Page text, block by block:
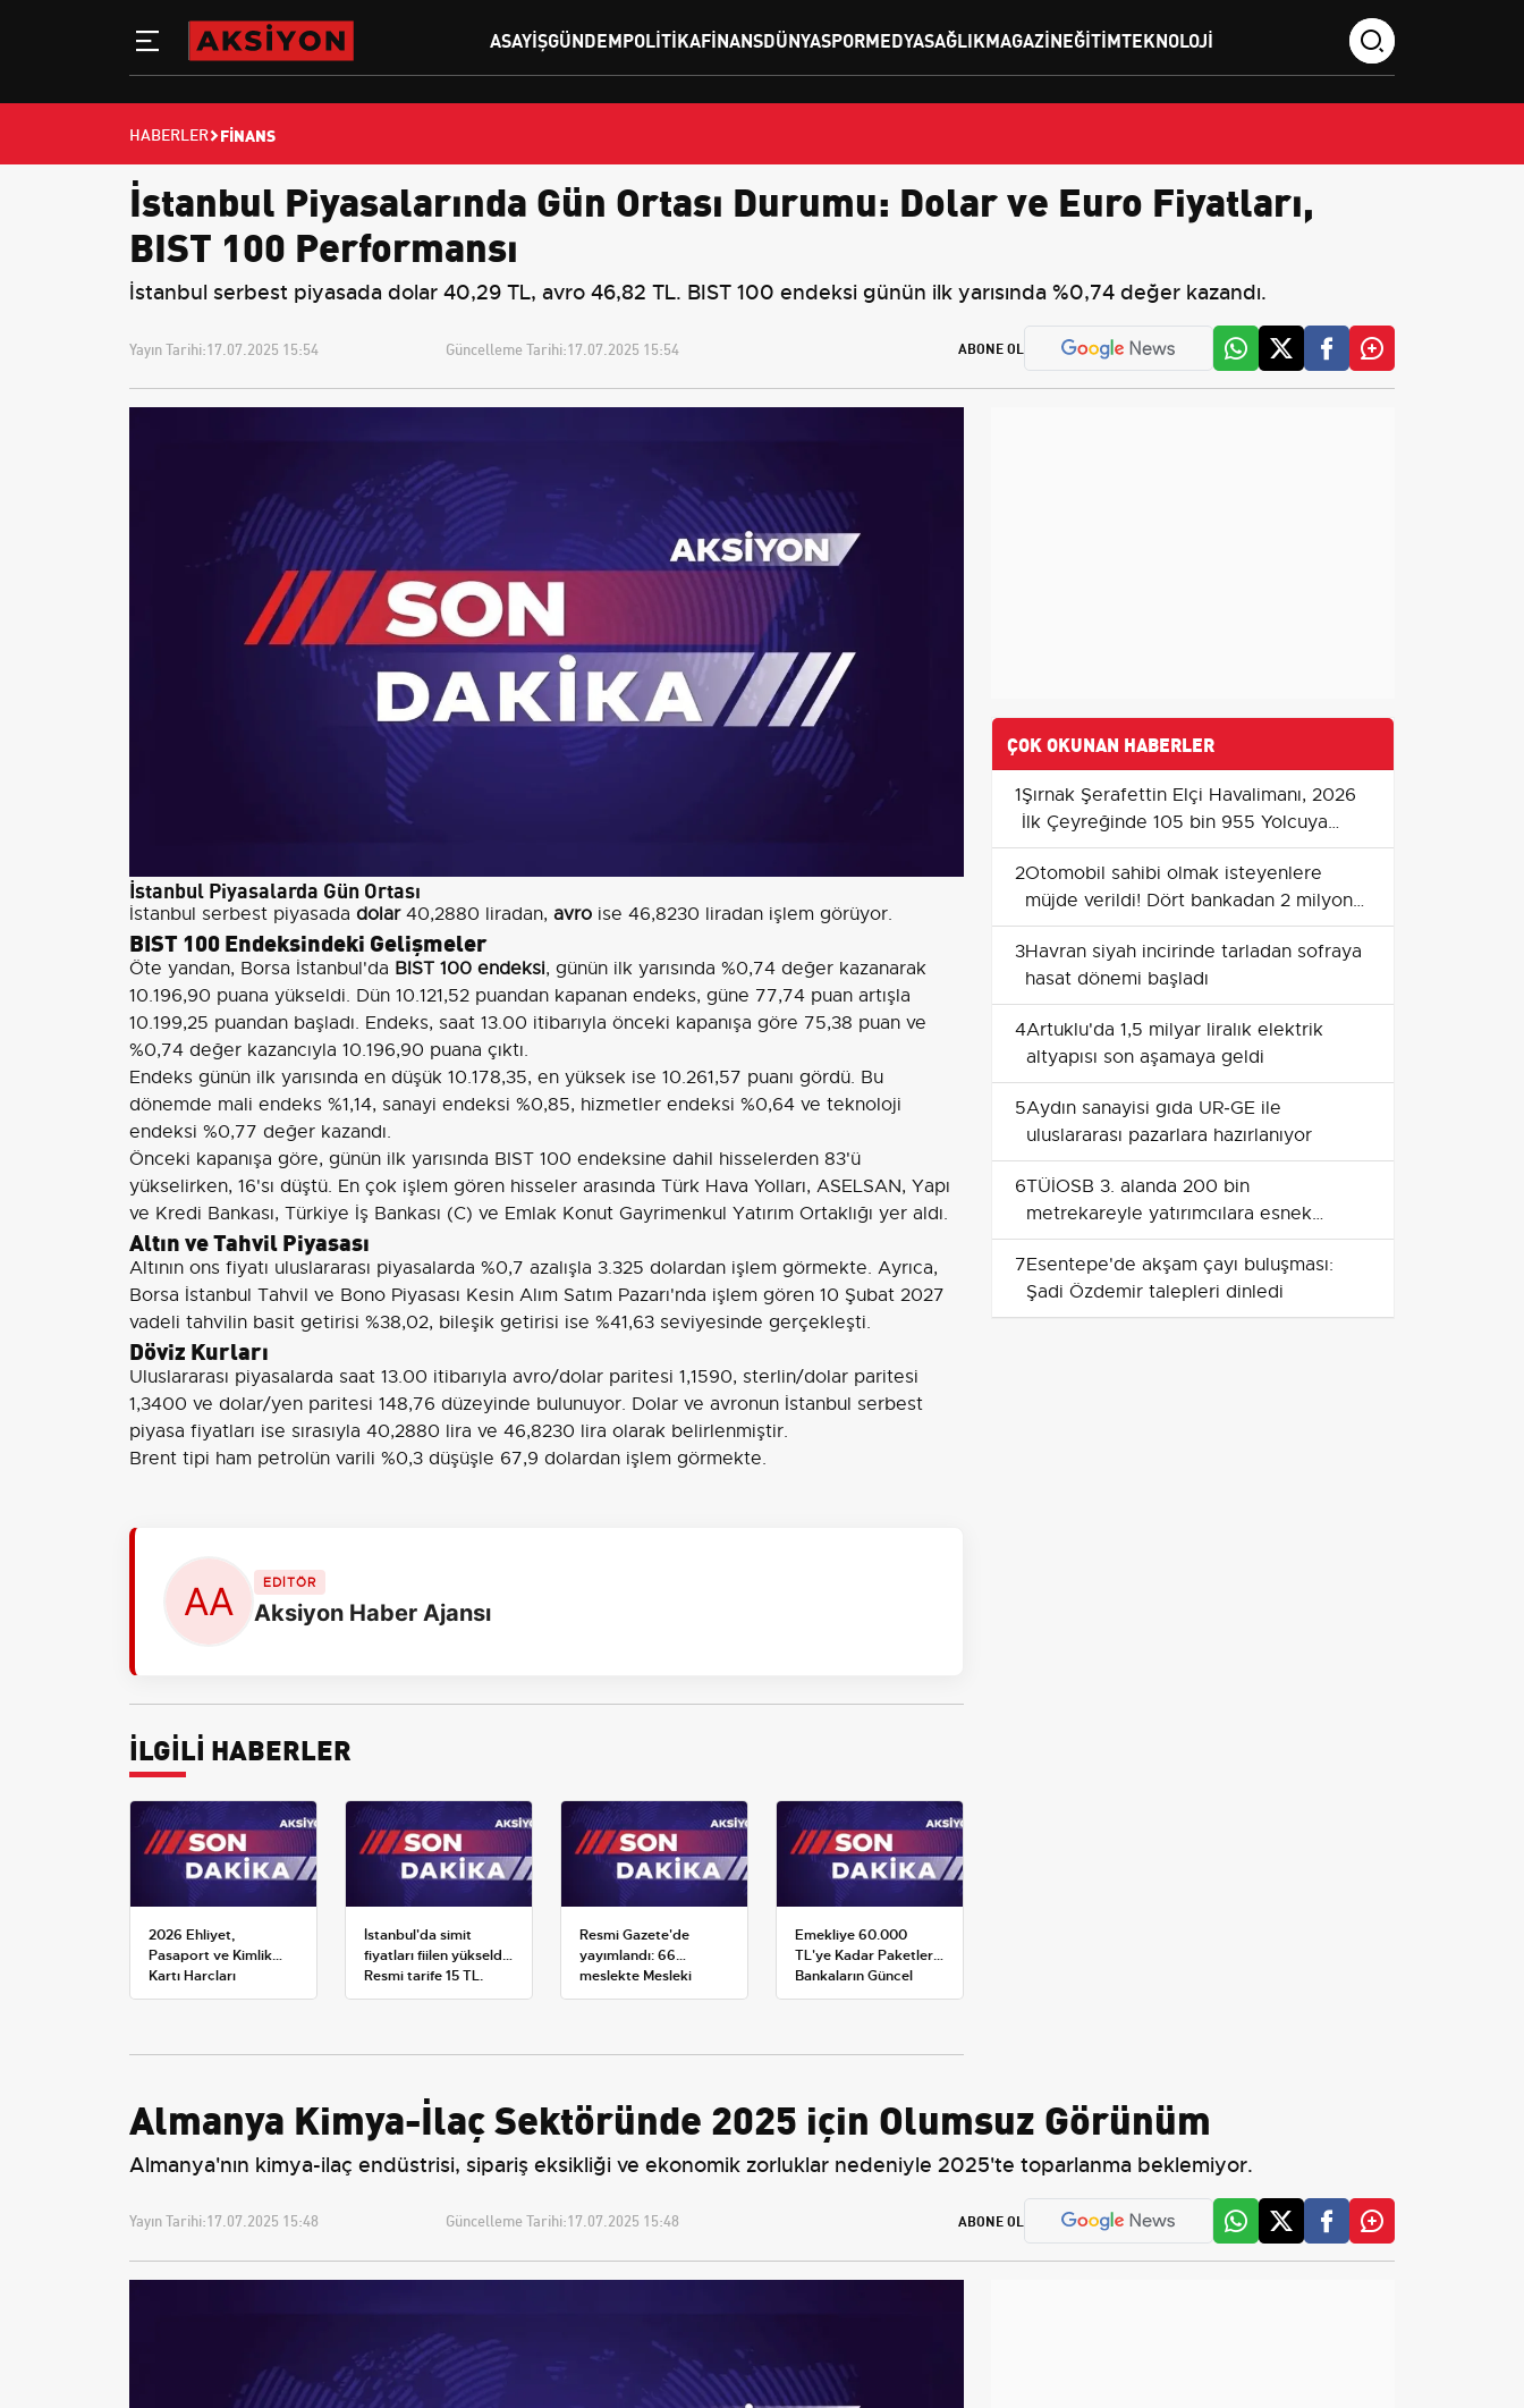
ASAYIŞGÜNDEMPOLITIKAFINANSDÜNYASPORMEDYASAĞLIKMAGAZINEĞITIMTEKNOLOJI
HABERLER FINANS
İstanbul Piyasalarında Gün Ortası Durumu: Dolar ve Euro Fiyatları,
BIST 100 Performansı
İstanbul serbest piyasada dolar 40,29 TL, avro 46,82 TL. BIST 100 endeksi günün ilk yarısında %0,74 değer kazandı.
Yayın Tarihi:17.07.2025 15:54 Güncelleme Tarihi:17.07.2025 15:54 ABONE OL
İstanbul Piyasalarda Gün Ortası
İstanbul serbest piyasada dolar40,2880 liradan, avro ise 46,8230 liradan işlem görüyor.
BIST 100 Endeksindeki Gelişmeler
Öte yandan, Borsa İstanbul'da BIST 100 endeksi, günün ilk yarısında %0,74 değer kazanarak
10.196,90 puana yükseldi. Dün 10.121,52 puandan kapanan endeks, güne 77,74 puan artışla
10.199,25 puandan başladı. Endeks, saat 13.00 itibarıyla önceki kapanışa göre 75,38 puan ve
%0,74 değer kazancıyla 10.196,90 puana çıktı.
Endeks günün ilk yarısında en düşük 10.178,35, en yüksek ise 10.261,57 puanı gördü. Bu
dönemde mali endeks %1,14, sanayi endeksi %0,85, hizmetler endeksi %0,64 ve teknoloji
endeksi %0,77 değer kazandı.
Önceki kapanışa göre, günün ilk yarısında BIST 100 endeksine dahil hisselerden 83'ü
yükselirken, 16'sı düştü. En çok işlem gören hisseler arasında Türk Hava Yolları, ASELSAN, Yapı
ve Kredi Bankası, Türkiye İş Bankası (C) ve Emlak Konut Gayrimenkul Yatırım Ortaklığı yer aldı.
Altın ve Tahvil Piyasası
Altının ons fiyatı uluslararası piyasalarda %0,7 azalışla 3.325 dolardan işlem görmekte. Ayrıca,
Borsa İstanbul Tahvil ve Bono Piyasası Kesin Alım Satım Pazarı'nda işlem gören 10 Şubat 2027
vadeli tahvilin basit getirisi %38,02, bileşik getirisi ise %41,63 seviyesinde gerçekleşti.
Döviz Kurları
Uluslararası piyasalarda saat 13.00 itibarıyla avro/dolar paritesi 1,1590, sterlin/dolar paritesi
1,3400 ve dolar/yen paritesi 148,76 düzeyinde bulunuyor. Dolar ve avronun İstanbul serbest
piyasa fiyatları ise sırasıyla 40,2880 lira ve 46,8230 lira olarak belirlenmiştir.
Brent tipi ham petrolün varili %0,3 düşüşle 67,9 dolardan işlem görmekte.
EDİTÖR
Aksiyon Haber Ajansı
İLGİLİ HABERLER
2026 Ehliyet,
Pasaport ve Kimlik
Kartı Harçları
Resmileşti: Yeni
İstanbul'da simit
fiyatları fiilen yükseldi:
Resmi tarife 15 TL,
satışlar 20-25 TL'ye
Resmi Gazete'de
yayımlandı: 66
meslekte Mesleki
Yeterlilik Belgesi
Emekliye 60.000
TL'ye Kadar Paketler:
Bankaların Güncel
Promosyon ve Ek
ÇOK OKUNAN HABERLER
1Şırnak Şerafettin Elçi Havalimanı, 2026
İlk Çeyreğinde 105 bin 955 Yolcuya
Hizmet Verdi
2Otomobil sahibi olmak isteyenlere
müjde verildi! Dört bankadan 2 milyon
TL’ye kadar araç kredisi verilecek
3Havran siyah incirinde tarladan sofraya
hasat dönemi başladı
4Artuklu'da 1,5 milyar liralık elektrik
altyapısı son aşamaya geldi
5Aydın sanayisi gıda UR‑GE ile
uluslararası pazarlara hazırlanıyor
6TÜİOSB 3. alanda 200 bin
metrekareyle yatırımcılara esnek
ödeme ve anahtar teslim fırsatı sunuyor
7Esentepe'de akşam çayı buluşması:
Şadi Özdemir talepleri dinledi
Almanya Kimya-İlaç Sektöründe 2025 için Olumsuz Görünüm
Almanya'nın kimya-ilaç endüstrisi, sipariş eksikliği ve ekonomik zorluklar nedeniyle 2025'te toparlanma beklemiyor.
Yayın Tarihi:17.07.2025 15:48 Güncelleme Tarihi:17.07.2025 15:48 ABONE OL